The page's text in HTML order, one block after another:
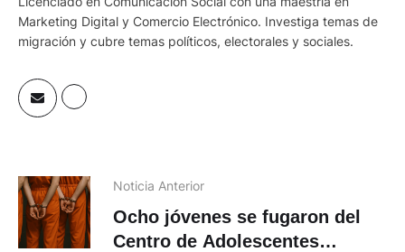
Marketing Digital y Comercio Electrónico. Investiga temas de
migración y cubre temas políticos, electorales y sociales.
Noticia Anterior
Ocho jóvenes se fugaron del
Centro de Adolescentes